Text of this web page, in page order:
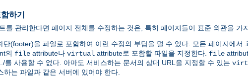
하기
를 관리한다면 페이지 전체를 수정하는 것은, 특히 페이지들이 표준 외관을 가
(footer)을 파일로 포함하여 이런 수정의 부담을 덜 수 있다. 모든 페이지에서
의 file attribute나 virtual attribute로 포함할 파일을 지정한다. file
를 사용할 수 없다. 아마도 서비스하는 문서의 상대 URL을 지정할 수 있는
하는 파일과 같은 서버에 있어야 한다.